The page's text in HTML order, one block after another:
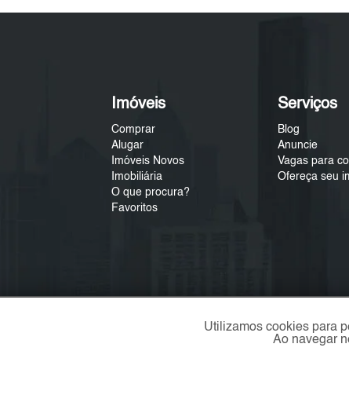
Imóveis
Comprar
Alugar
Imóveis Novos
Imobiliária
O que procura?
Favoritos
Serviços
Blog
Anuncie
Vagas para
Ofereça seu
Utilizamos cookies para
Ao navegar